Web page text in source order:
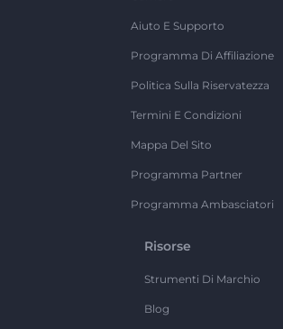
Aiuto E Supporto
Programma Di Affiliazione
Politica Sulla Riservatezza
Termini E Condizioni
Mappa Del Sito
Programma Partner
Programma Ambasciatori
Risorse
Strumenti Di Marchio
Blog